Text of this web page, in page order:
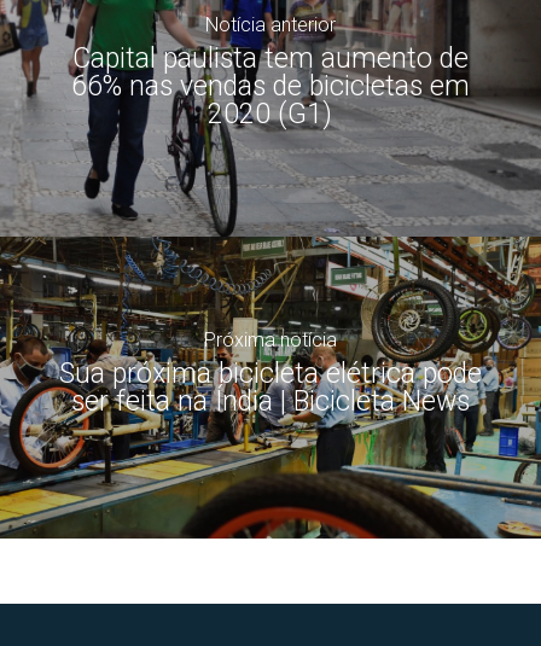
Notícia anterior
Capital paulista tem aumento de
66% nas vendas de bicicletas em
2020 (G1)
Próxima notícia
Sua próxima bicicleta elétrica pode
ser feita na Índia | Bicicleta News